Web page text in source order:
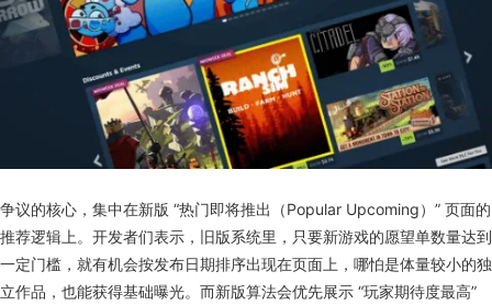
争议的核心，集中在新版 “热门即将推出（Popular Upcoming）” 页面的
推荐逻辑上。开发者们表示，旧版系统里，只要新游戏的愿望单数量达到
一定门槛，就有机会按发布日期排序出现在页面上，哪怕是体量较小的独
立作品，也能获得基础曝光。而新版算法会优先展示 “玩家期待度最高”